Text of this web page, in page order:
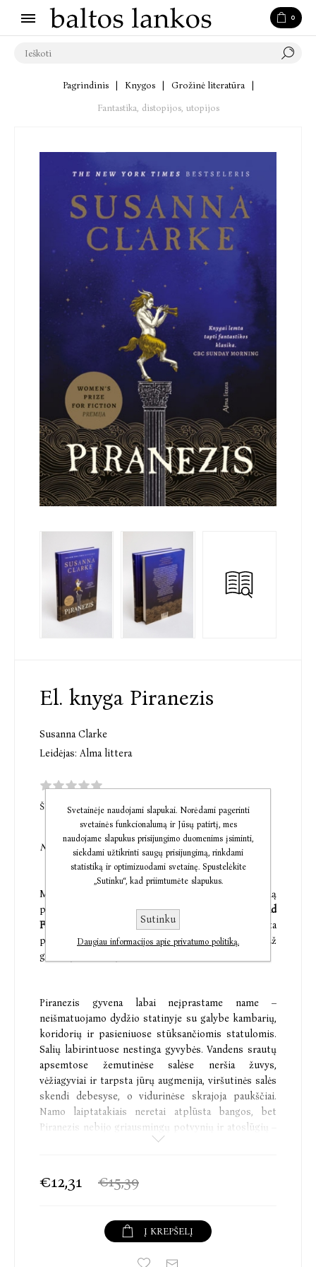
0
Pagrindinis Knygos Grožinė literatūra
Fantastika, distopijos, utopijos
El. knyga Piranezis
Susanna Clarke
Leidėjas: Alma littera
ŠI PREKĖ DAR NETURI KOMENTARŲ
Namo Grožis begalinis, jo Gerumas beribis.
Magiška istorija, kurios veiksmas vyksta į sapną
panašioje alternatyvioje tikrovėje, nominuota
World
Fantasy Awards
premijai ir įvertinta
prestižineWomen's Prize for Fictionpremija už
grožinę literatūrą.
Piranezis gyvena labai neįprastame name –
neišmatuojamo dydžio statinyje su galybe kambarių,
koridorių ir pasieniuose stūksančiomis statulomis.
Salių labirintuose nestinga gyvybės. Vandens srautų
apsemtose žemutinėse salėse neršia žuvys,
vėžiagyviai ir tarpsta jūrų augmenija, viršutinės salės
skendi debesyse, o vidurinėse skrajoja paukščiai.
Namo laiptatakiais neretai atplūsta bangos, bet
Piranezis nebijo griausmingų potvynių ir atoslūgių –
jis puikiai orientuojasi salių ir koridorių
Du sykius per savaitę Piranezį aplanko vyras,
pramintas Kitu. Kartais jis prašo padėti ieškoti
€12,31 €15,39
Į KREPŠELĮ
Svetainėje naudojami slapukai. Norėdami pagerinti
svetainės funkcionalumą ir Jūsų patirtį, mes
naudojame slapukus prisijungimo duomenims įsiminti,
siekdami užtikrinti saugų prisijungimą, rinkdami
statistiką ir optimizuodami svetainę. Spustelėkite
„Sutinku“, kad priimtumėte slapukus.
Sutinku
Daugiau informacijos apie privatumo politiką.